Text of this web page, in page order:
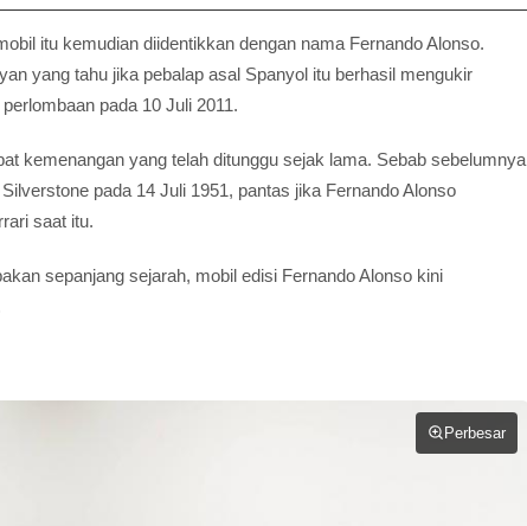
itu kemudian diidentikkan dengan nama Fernando Alonso.
yang tahu jika pebalap asal Spanyol itu berhasil mengukir
pada 10 Juli 2011.
kemenangan yang telah ditunggu sejak lama. Sebab sebelumnya
pada 14 Juli 1951, pantas jika Fernando Alonso
saat itu.
sepanjang sejarah, mobil edisi Fernando Alonso kini
Perbesar